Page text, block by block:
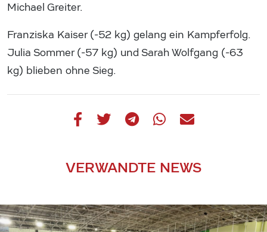
Michael Greiter.
Franziska Kaiser (-52 kg) gelang ein Kampferfolg.
Julia Sommer (-57 kg) und Sarah Wolfgang (-63
kg) blieben ohne Sieg.
VERWANDTE NEWS